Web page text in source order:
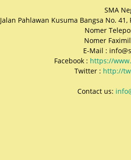
SMA
Jalan Pahlawan Kusuma Bangsa No.
Nomer
Nomer
E-Mail :
Facebook : https://
Twitter : http://
Contact us: